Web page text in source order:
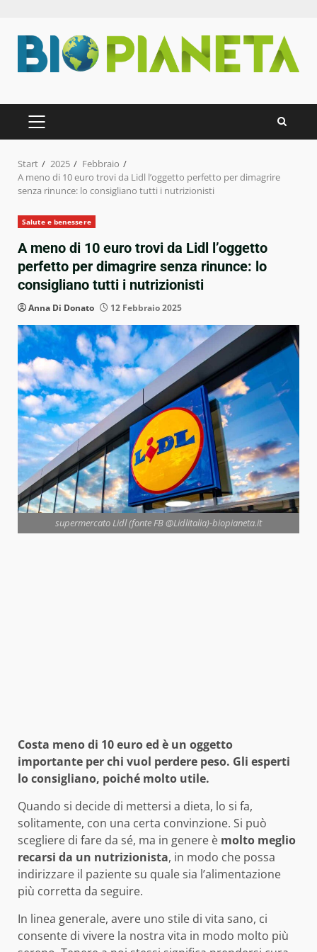
Inhalt
springen
PRIMÄRES
MENÜ
Start 2025
Febbraio
A meno di 10 euro trovi da Lidl l’oggetto perfetto per dimagrire
senza rinunce: lo consigliano tutti i nutrizionisti
Salute e benessere
A meno di 10 euro trovi da Lidl l’oggetto
perfetto per dimagrire senza rinunce: lo
consigliano tutti i nutrizionisti
Anna Di Donato 12 Febbraio 2025
supermercato Lidl (fonte FB @Lidlitalia)-biopianeta.it
Costa meno di 10 euro ed è un oggetto
importante per chi vuol perdere peso. Gli esperti
lo consigliano, poiché molto utile.
Quando si decide di mettersi a dieta, lo si fa,
solitamente, con una certa convinzione. Si può
scegliere di fare da sé, ma in genere è molto meglio
recarsi da un nutrizionista, in modo che possa
indirizzare il paziente su quale sia l’alimentazione
più corretta da seguire.
In linea generale, avere uno stile di vita sano, ci
consente di vivere la nostra vita in modo molto più